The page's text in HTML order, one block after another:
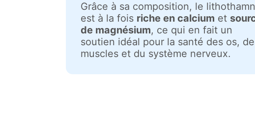
Grâce à sa composition, le
est à la fois riche en calcium et
de magnésium, ce qui en fait un
soutien idéal pour la santé des os,
muscles et du système nerveux.